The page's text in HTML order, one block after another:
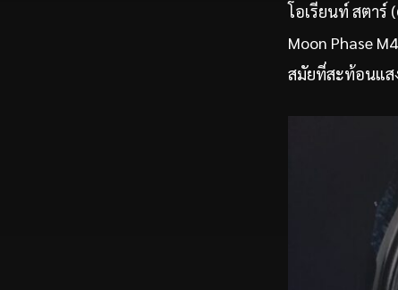
โอเรียนท์ สตาร์
Moon Phase
สมัยที่สะท้อนแส